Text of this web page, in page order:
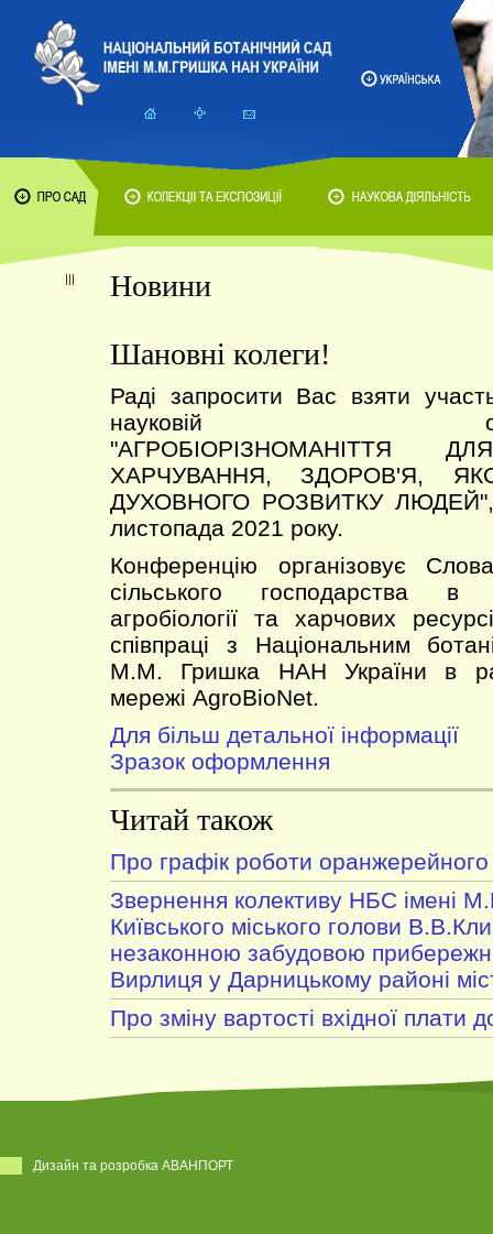
Новини
Шановні колеги!
Раді запросити Вас взяти
науковій онлайн-
"АГРОБІОРІЗНОМАНІТТЯ
ХАРЧУВАННЯ, ЗДОРОВ'Я,
ДУХОВНОГО РОЗВИТКУ ЛЮДЕЙ",
листопада 2021 року.
Конференцію організовує
сільського господарства в
агробіології та харчових
співпраці з Національним
М.М. Гришка НАН України в
мережі AgroBioNet.
Для більш детальної інформації
Зразок оформлення
Читай також
Про графік роботи оранжерейного
Звернення колективу НБС імені
Київського міського голови
незаконною забудовою
Вирлиця у Дарницькому районі
Про зміну вартості вхідної плати
Дизайн та розробка АВАНПОРТ